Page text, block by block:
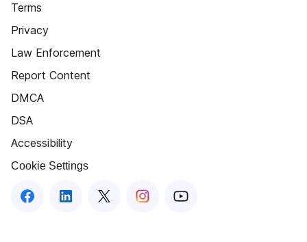
Terms
Privacy
Law Enforcement
Report Content
DMCA
DSA
Accessibility
Cookie Settings